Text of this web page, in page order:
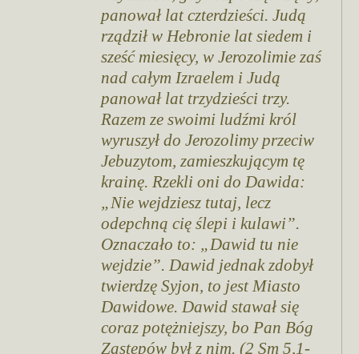
panował lat czterdzieści. Judą
rządził w Hebronie lat siedem i
sześć miesięcy, w Jerozolimie zaś
nad całym Izraelem i Judą
panował lat trzydzieści trzy.
Razem ze swoimi ludźmi król
wyruszył do Jerozolimy przeciw
Jebuzytom, zamieszkującym tę
krainę. Rzekli oni do Dawida:
„Nie wejdziesz tutaj, lecz
odepchną cię ślepi i kulawi”.
Oznaczało to: „Dawid tu nie
wejdzie”. Dawid jednak zdobył
twierdzę Syjon, to jest Miasto
Dawidowe. Dawid stawał się
coraz potężniejszy, bo Pan Bóg
Zastępów był z nim. (2 Sm 5,1-